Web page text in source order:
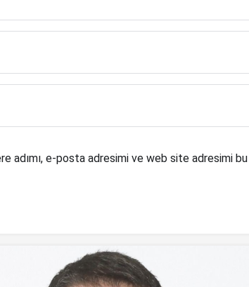
adımı, e-posta adresimi ve web site adresimi bu